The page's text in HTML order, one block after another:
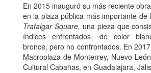
En 2015 inauguró su más reciente
en la plaza pública más importante de
Trafalgar Square, una pieza que
índices enfrentados, de color
bronce, pero no confrontados. En
Macroplaza de Monterrey, Nuevo
Cultural Cabañas, en Guadalajara,